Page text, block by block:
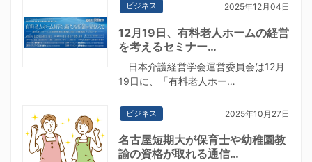
ビジネス 2025年12月04日
12月19日、有料老人ホームの経営
を考えるセミナー…
日本介護経営学会運営委員会は12月
19日に、「有料老人ホー…
ビジネス 2025年10月27日
名古屋短期大が保育士や幼稚園教
諭の資格が取れる通信…